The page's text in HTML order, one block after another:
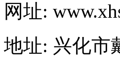
网址:
地址: 兴化市